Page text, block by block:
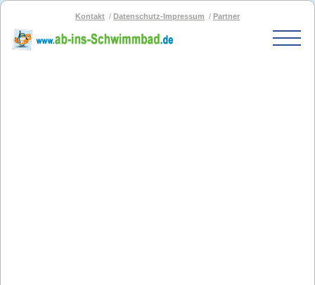
Kontakt Datenschutz-Impressum Partner